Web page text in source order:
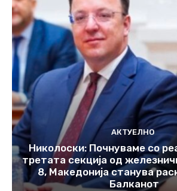
АКТУЕЛНО
Николоски: Почнуваме со
третата секција од
8, Македонија станува
Балканот